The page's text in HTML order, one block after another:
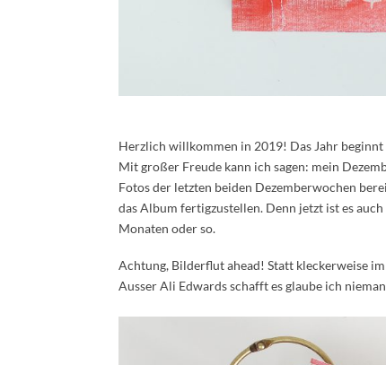
Herzlich willkommen in 2019! Das Jahr beginnt
Mit großer Freude kann ich sagen: mein
Fotos der letzten beiden Dezemberwochen
das Album fertigzustellen. Denn jetzt ist es
Monaten oder so.
Achtung, Bilderflut ahead! Statt kleckerweise
Ausser Ali Edwards schafft es glaube ich